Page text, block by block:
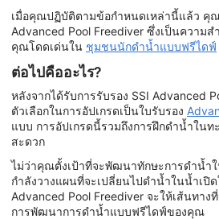
เมื่อคุณปฏิบัติตามข้อกำหนดเหล่านี้แล้ว คุณ
Advanced Pool Freediver ซึ่งเป็นความส
คุณโดดเด่นใน ชุมชนนักดำน้ำแบบฟรีไดฟ์
ต่อไปคืออะไร?
หลังจากได้รับการรับรอง SSI Advanced
ตัวเลือกในการอัปเกรดเป็นใบรับรอง
แบบ การอัปเกรดนี้รวมถึงการฝึกดำน้ำในท
สะดวก
ไม่ว่าคุณตั้งเป้าที่จะพัฒนาทักษะการดำน้ำ
กำลังวางแผนที่จะเปลี่ยนไปดำน้ำในน้ำเปิ
Advanced Pool Freediver จะให้เส้นทา
การพัฒนาการดำน้ำแบบฟรีไดฟ์ของคุณ